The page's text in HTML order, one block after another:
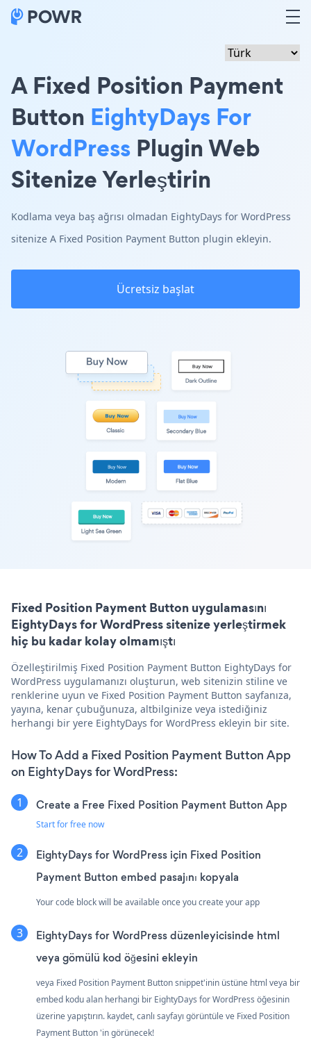
A Fixed Position Payment
Button EightyDays For
WordPress Plugin Web
Sitenize Yerleştirin
Kodlama veya baş ağrısı olmadan EightyDays for WordPress
sitenize A Fixed Position Payment Button plugin ekleyin.
Ücretsiz başlat
Fixed Position Payment Button uygulamasını
EightyDays for WordPress sitenize yerleştirmek
hiç bu kadar kolay olmamıştı
Özelleştirilmiş Fixed Position Payment Button EightyDays for
WordPress uygulamanızı oluşturun, web sitenizin stiline ve
renklerine uyun ve Fixed Position Payment Button sayfanıza,
yayına, kenar çubuğunuza, altbilginize veya istediğiniz
herhangi bir yere EightyDays for WordPress ekleyin bir site.
How To Add a Fixed Position Payment Button App
on EightyDays for WordPress:
Create a Free Fixed Position Payment Button App
Start for free now
EightyDays for WordPress için Fixed Position
Payment Button embed pasajını kopyala
Your code block will be available once you create your app
EightyDays for WordPress düzenleyicisinde html
veya gömülü kod öğesini ekleyin
veya Fixed Position Payment Button snippet'inin üstüne html veya bir
embed kodu alan herhangi bir EightyDays for WordPress öğesinin
üzerine yapıştırın. kaydet, canlı sayfayı görüntüle ve Fixed Position
Payment Button 'in görünecek!